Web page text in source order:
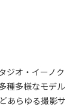
ジオ・イーノク
種多様なモデル
あらゆる撮影サ